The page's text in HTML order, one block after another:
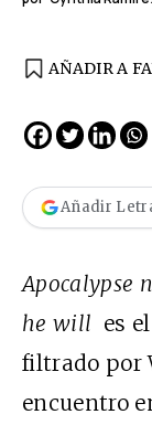
AÑADIR A
Añadir
Apocalypse
he will es
filtrado por
encuentro